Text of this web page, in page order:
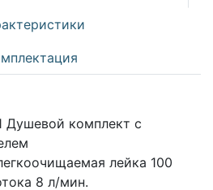
Душевой комплект с
лейка 100
8 л/мин.